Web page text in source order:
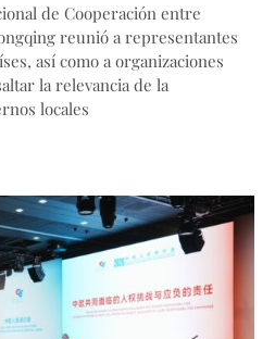
de Cooperación entre
reunió a representantes
así como a organizaciones
la relevancia de la
locales